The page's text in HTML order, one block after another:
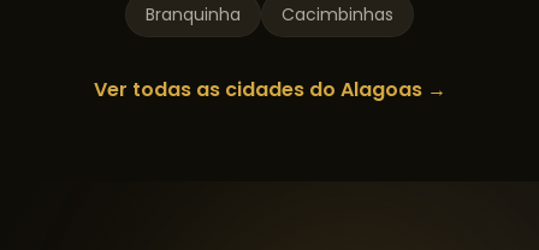
Branquinha
Cacimbinhas
Ver todas as cidades do Alagoas→